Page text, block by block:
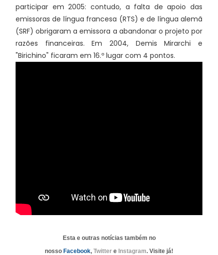
participar em 2005: contudo, a falta de apoio das
emissoras de língua francesa (RTS) e de língua alemã
(SRF) obrigaram a emissora a abandonar o projeto por
razões financeiras. Em 2004, Demis Mirarchi e
"Birichino" ficaram em 16.º lugar com 4 pontos.
Esta e outras notícias também no
nosso Facebook, Twitter e Instagram. Visite já!